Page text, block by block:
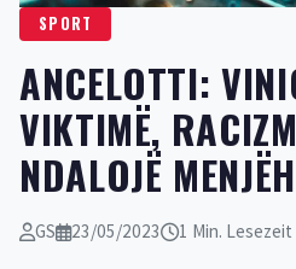
SPORT
ANCELOTTI:
VIKTIMË,
NDALOJË
GS 23/05/2023 1 Min. Lesezeit